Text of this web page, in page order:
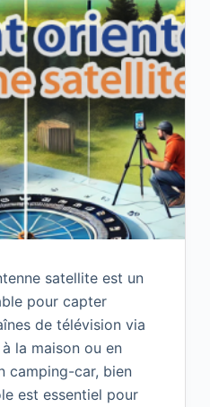
satellite est un
pour capter
de télévision via
la maison ou en
camping-car, bien
est essentiel pour